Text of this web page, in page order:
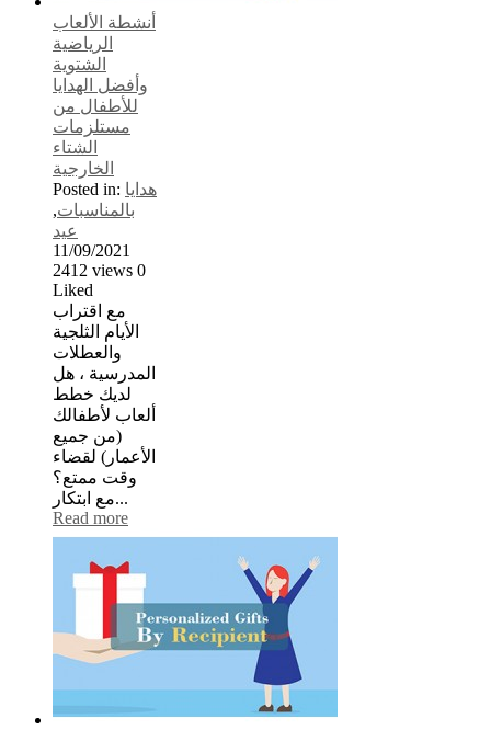
أنشطة الألعاب
الرياضية
الشتوية
وأفضل الهدايا
للأطفال من
مستلزمات
الشتاء
الخارجية
Posted in: هدايا
بالمناسبات,
عيد
11/09/2021
2412 views 0
Liked
مع اقتراب
الأيام الثلجية
والعطلات
المدرسية ، هل
لديك خطط
ألعاب لأطفالك
(من جميع
الأعمار) لقضاء
وقت ممتع؟
مع ابتكار...
Read more